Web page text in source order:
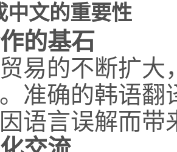
中文的重要性
的基石
易的不断扩
准确的韩语翻
语言误解而带